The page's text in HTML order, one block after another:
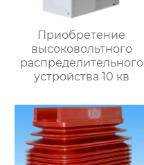
Приобретение
высоковольтного
распределительного
устройства 10 кв